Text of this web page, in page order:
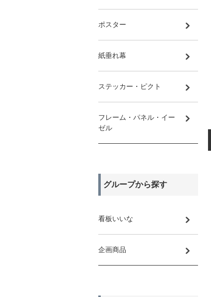
ポスター
紙垂れ幕
ステッカー・ピクト
フレーム・パネル・イー
ゼル
グループから探す
看板いいな
企画商品